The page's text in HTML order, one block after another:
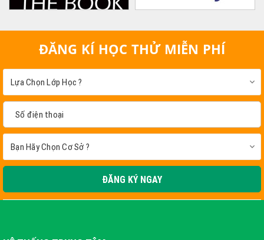
ĐĂNG KÍ HỌC THỬ MIỄN PHÍ
ĐĂNG KÝ NGAY